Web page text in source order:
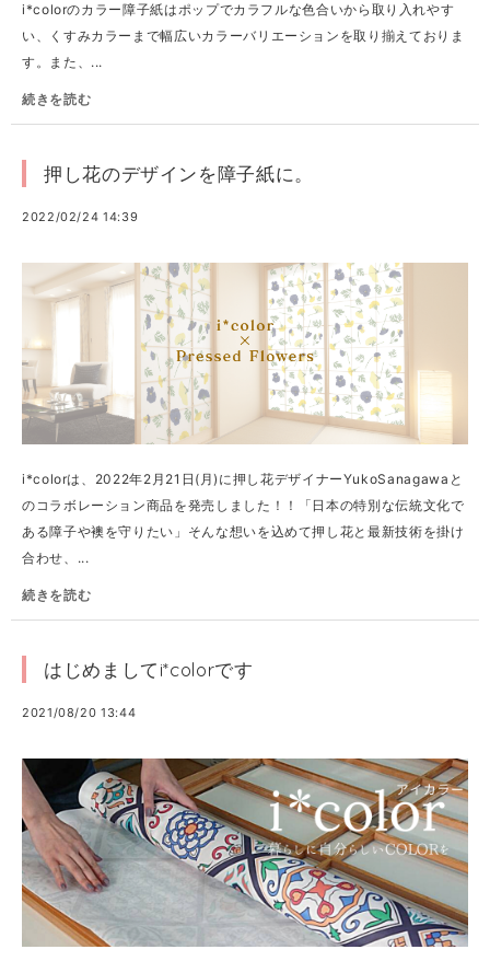
i*colorのカラー障子紙はポップでカラフルな色合いから取り入れやす
い、くすみカラーまで幅広いカラーバリエーションを取り揃えておりま
す。また、...
続きを読む
押し花のデザインを障子紙に。
2022/02/24 14:39
i*colorは、2022年2月21日(月)に押し花デザイナーYukoSanagawaと
のコラボレーション商品を発売しました！！「日本の特別な伝統文化で
ある障子や襖を守りたい」そんな想いを込めて押し花と最新技術を掛け
合わせ、...
続きを読む
はじめましてi*colorです
2021/08/20 13:44